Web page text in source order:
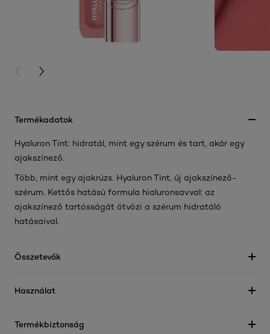
PREVIOUS CARD
NEXT CARD
Termékadatok
Hyaluron Tint: hidratál, mint egy szérum és tart, akár egy
ajakszínező.
Több, mint egy ajakrúzs. Hyaluron Tint, új ajakszínező-
szérum. Kettős hatású formula hialuronsavval: az
ajakszínező tartósságát ötvözi a szérum hidratáló
hatásaival.
Összetevők
Használat
Termékbiztonság